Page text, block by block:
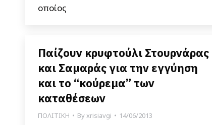
οποίος
Παίζουν κρυφτούλι Στουρνάρας
και Σαμαράς για την εγγύηση
και το “κούρεμα” των
καταθέσεων
ΠΟΛΙΤΙΚΗ Byxrisiavgi 14/06/2013